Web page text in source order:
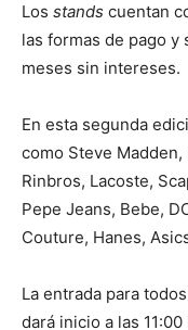
Los stands cuentan
las formas de pago
meses sin intereses.
En esta segunda
como Steve Madden,
Rinbros, Lacoste,
Pepe Jeans, Bebe,
Couture, Hanes,
La entrada para
dará inicio a las